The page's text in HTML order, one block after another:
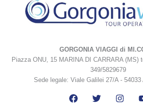
GORGONIA VIAGGI di
Piazza ONU, 15 MARINA DI CARRARA (MS)
349/5829679
Sede legale: Viale Galilei 27/A - 54033